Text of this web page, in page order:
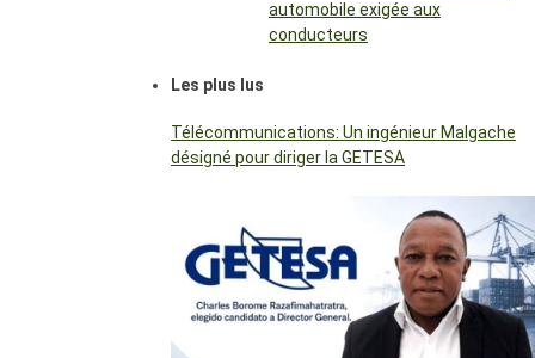
automobile exigée aux
conducteurs
Les plus lus
Télécommunications: Un ingénieur Malgache
désigné pour diriger la GETESA